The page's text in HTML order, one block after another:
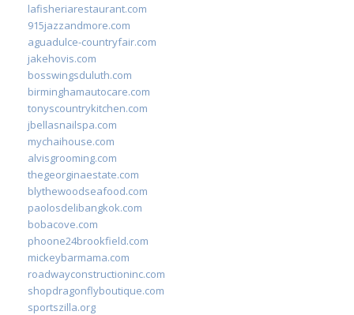
lafisheriarestaurant.com
915jazzandmore.com
aguadulce-countryfair.com
jakehovis.com
bosswingsduluth.com
birminghamautocare.com
tonyscountrykitchen.com
jbellasnailspa.com
mychaihouse.com
alvisgrooming.com
thegeorginaestate.com
blythewoodseafood.com
paolosdelibangkok.com
bobacove.com
phoone24brookfield.com
mickeybarmama.com
roadwayconstructioninc.com
shopdragonflyboutique.com
sportszilla.org